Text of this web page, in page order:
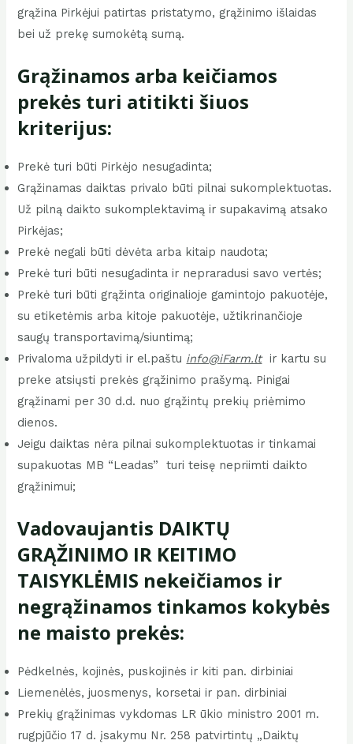
grąžina Pirkėjui patirtas pristatymo, grąžinimo išlaidas
bei už prekę sumokėtą sumą.
Grąžinamos arba keičiamos
prekės turi atitikti šiuos
kriterijus:
​Prekė turi būti Pirkėjo nesugadinta;
Grąžinamas daiktas privalo būti pilnai sukomplektuotas.
Už pilną daikto sukomplektavimą ir supakavimą atsako
Pirkėjas;
Prekė negali būti dėvėta arba kitaip naudota;
Prekė turi būti nesugadinta ir nepraradusi savo vertės;
Prekė turi būti grąžinta originalioje gamintojo pakuotėje,
su etiketėmis arba kitoje pakuotėje, užtikrinančioje
saugų transportavimą/siuntimą;
Privaloma užpildyti ir el.paštu info@iFarm.ltir kartu su
preke atsiųsti prekės grąžinimo prašymą. Pinigai
grąžinami per 30 d.d. nuo grąžintų prekių priėmimo
dienos.
Jeigu daiktas nėra pilnai sukomplektuotas ir tinkamai
supakuotas MB “Leadas” turi teisę nepriimti daikto
grąžinimui;
Vadovaujantis DAIKTŲ
GRĄŽINIMO IR KEITIMO
TAISYKLĖMIS nekeičiamos ir
negrąžinamos tinkamos kokybės
ne maisto prekės:
Pėdkelnės, kojinės, puskojinės ir kiti pan. dirbiniai
Liemenėlės, juosmenys, korsetai ir pan. dirbiniai
Prekių grąžinimas vykdomas LR ūkio ministro 2001 m.
rugpjūčio 17 d. įsakymu Nr. 258 patvirtintų „Daiktų